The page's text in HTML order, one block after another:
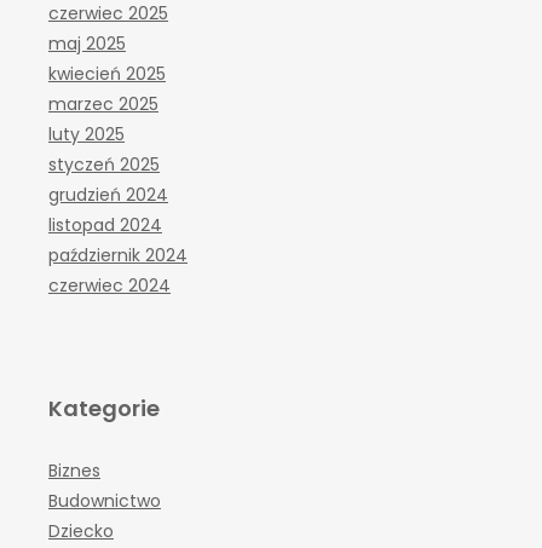
czerwiec 2025
maj 2025
kwiecień 2025
marzec 2025
luty 2025
styczeń 2025
grudzień 2024
listopad 2024
październik 2024
czerwiec 2024
Kategorie
Biznes
Budownictwo
Dziecko